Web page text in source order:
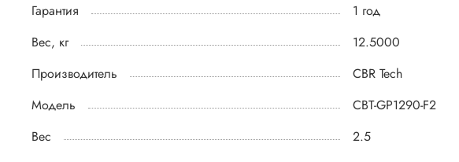
Гарантия 1 год
Вес, кг
12.5000
Производитель
CBR Tech
Модель
CBT-GP1290-F2
Вес
2.5